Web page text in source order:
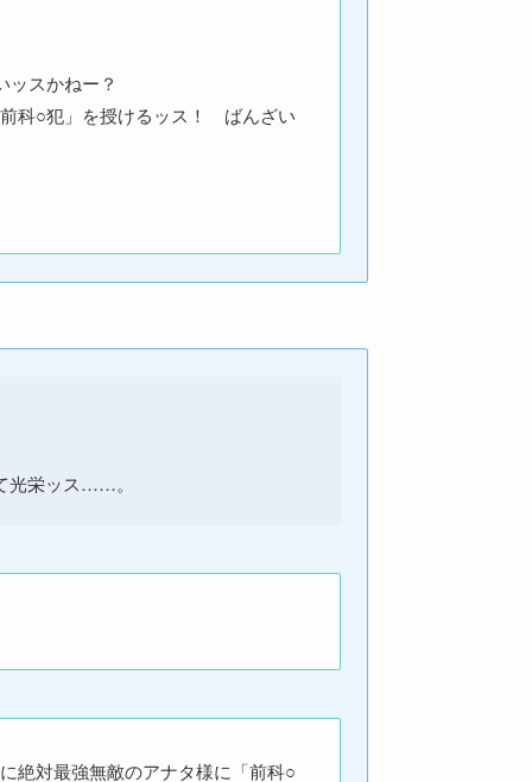
スかねー？
科○犯」を授けるッス！ ばんざい
光栄ッス……。
絶対最強無敵のアナタ様に「前科○